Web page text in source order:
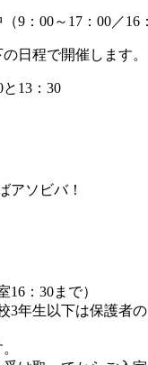
9：00～17：00／16
日程で開催します。
と13：30
アソビバ！
：30まで）
3年生以下は保護者